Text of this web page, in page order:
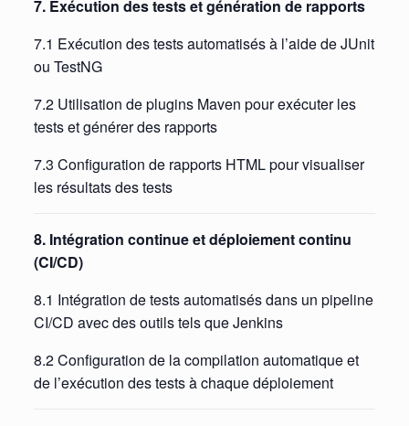
7. Exécution des tests et génération de rapports
7.1 Exécution des tests automatisés à l’aide de JUnit
ou TestNG
7.2 Utilisation de plugins Maven pour exécuter les
tests et générer des rapports
7.3 Configuration de rapports HTML pour visualiser
les résultats des tests
8. Intégration continue et déploiement continu
(CI/CD)
8.1 Intégration de tests automatisés dans un pipeline
CI/CD avec des outils tels que Jenkins
8.2 Configuration de la compilation automatique et
de l’exécution des tests à chaque déploiement